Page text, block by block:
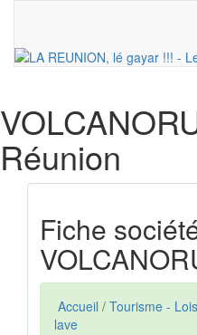
Réunion
Fiche
Accueil / Tourisme -
lave